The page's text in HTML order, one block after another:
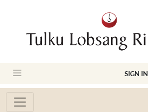
SIGN IN